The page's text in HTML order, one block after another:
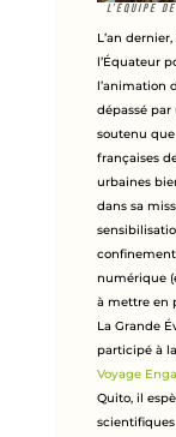
L’équipe
L’an
l’Équateur
l’animation
dépassé
soutenu
françaises
urbaines
dans sa
confinement
numérique
à mettre en
La Grande
participé à
Voyage
Quito, il